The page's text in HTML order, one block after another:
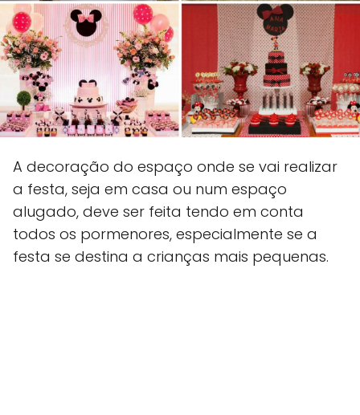
A decoração do espaço onde se vai realizar
a festa, seja em casa ou num espaço
alugado, deve ser feita tendo em conta
todos os pormenores, especialmente se a
festa se destina a crianças mais pequenas.